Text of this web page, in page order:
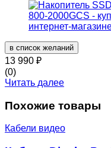
в список желаний
13 990 ₽
(0)
Читать далее
Похожие товары
Кабели видео